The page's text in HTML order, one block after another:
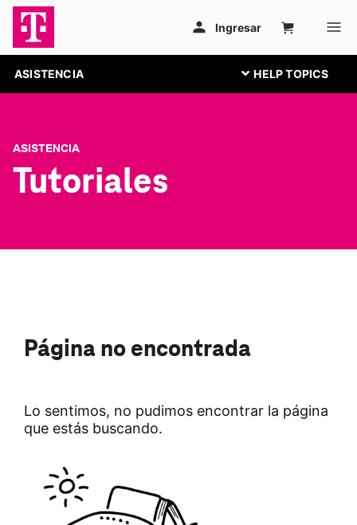
ASISTENCIA
ASISTENCIA
Tutoriales